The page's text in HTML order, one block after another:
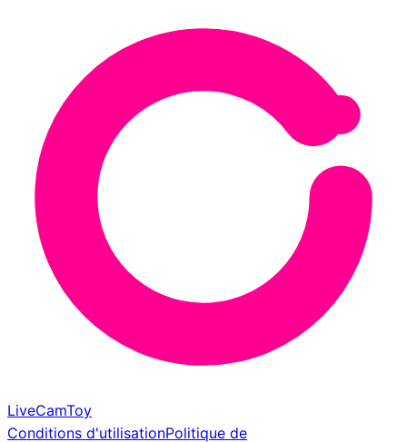
LiveCamToy
Conditions d'utilisationPolitique de